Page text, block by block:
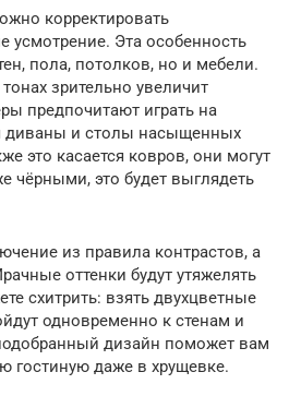
корректировать
усмотрение. Эта особенность
пола, потолков, но и мебели.
зрительно увеличит
предпочитают играть на
диваны и столы насыщенных
это касается ковров, они могут
чёрными, это будет выглядеть
из правила контрастов, а
оттенки будут утяжелять
схитрить: взять двухцветные
одновременно к стенам и
дизайн поможет вам
гостиную даже в хрущевке.